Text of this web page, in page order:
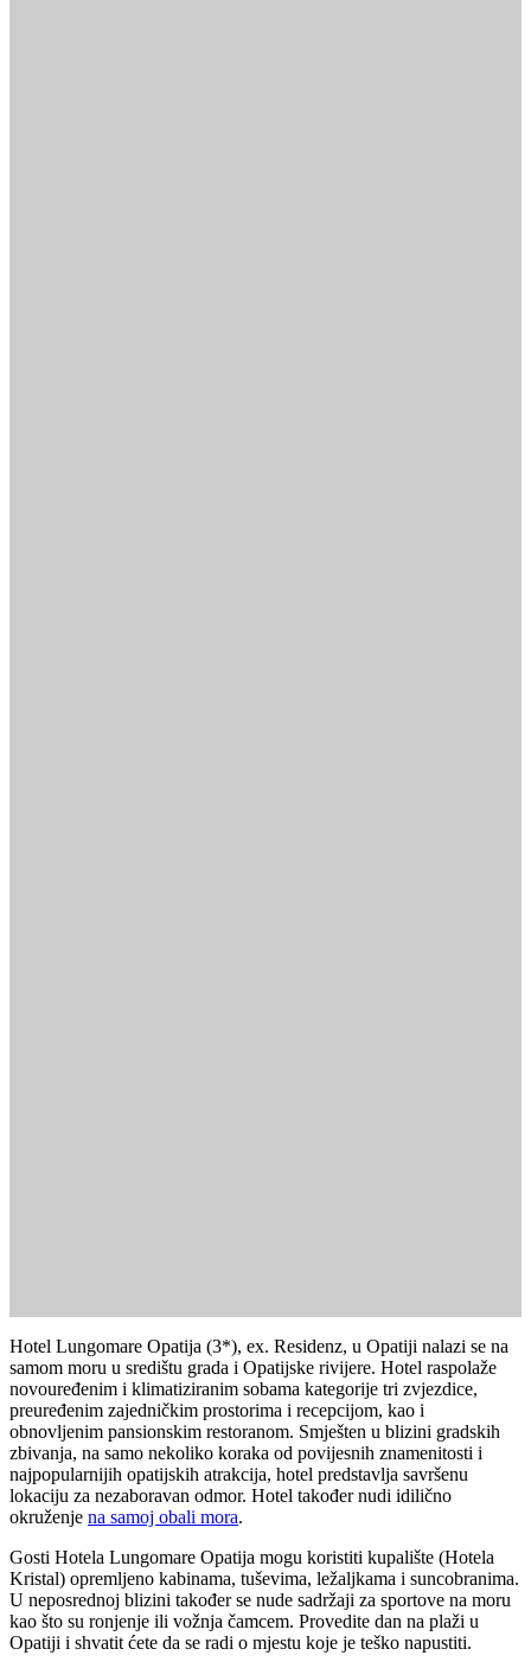
Hotel Lungomare Opatija (3*), ex. Residenz, u Opatiji nalazi se na
samom moru u središtu grada i Opatijske rivijere. Hotel raspolaže
novouređenim i klimatiziranim sobama kategorije tri zvjezdice,
preuređenim zajedničkim prostorima i recepcijom, kao i
obnovljenim pansionskim restoranom. Smješten u blizini gradskih
zbivanja, na samo nekoliko koraka od povijesnih znamenitosti i
najpopularnijih opatijskih atrakcija, hotel predstavlja savršenu
lokaciju za nezaboravan odmor. Hotel također nudi idilično
okruženje na samoj obali mora.
Gosti Hotela Lungomare Opatija mogu koristiti kupalište (Hotela
Kristal) opremljeno kabinama, tuševima, ležaljkama i suncobranima.
U neposrednoj blizini također se nude sadržaji za sportove na moru
kao što su ronjenje ili vožnja čamcem. Provedite dan na plaži u
Opatiji i shvatit ćete da se radi o mjestu koje je teško napustiti.